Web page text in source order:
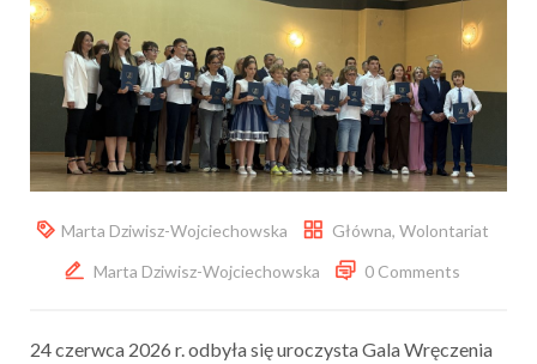
Marta Dziwisz-Wojciechowska Główna, Wolontariat
Marta Dziwisz-Wojciechowska
0 Comments
24 czerwca 2026 r. odbyła się uroczysta Gala Wręczenia